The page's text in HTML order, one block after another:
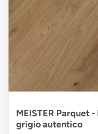
MEISTER Parquet
grigio autentico